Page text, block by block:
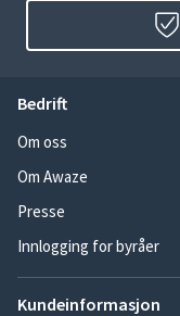
Bedrift
Om oss
Om Awaze
Presse
Innlogging for byråer
Kundeinformasjon